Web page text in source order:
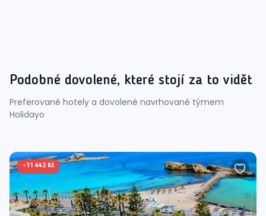
Podobné dovolené, které stojí za to vidět
Preferované hotely a dovolené navrhované týmem
Holidayo
-11 442 Kč